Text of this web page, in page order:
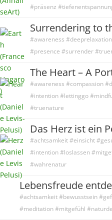
#präsenz
Surrendering to
#awareness
#presence #surrender
The Heart – A
#awareness #compassion
#intention #lettinggo
#truenature
Das Herz ist ein
#achtsamkeit #einsicht
#intention #loslassen
#wahrenatur
Lebensfreude
#achtsamkeit #bewusstsein
#meditation #mitgefühl